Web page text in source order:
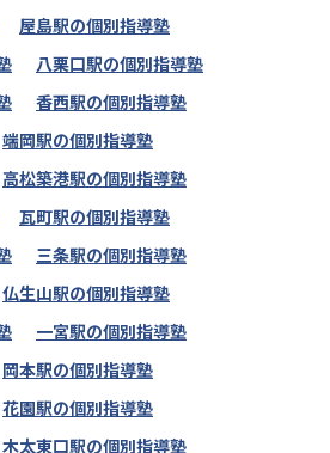
屋島駅の個別指導塾
八栗口駅の個別指導塾
香西駅の個別指導塾
端岡駅の個別指導塾
高松築港駅の個別指導塾
瓦町駅の個別指導塾
三条駅の個別指導塾
仏生山駅の個別指導塾
一宮駅の個別指導塾
岡本駅の個別指導塾
花園駅の個別指導塾
木太東口駅の個別指導塾